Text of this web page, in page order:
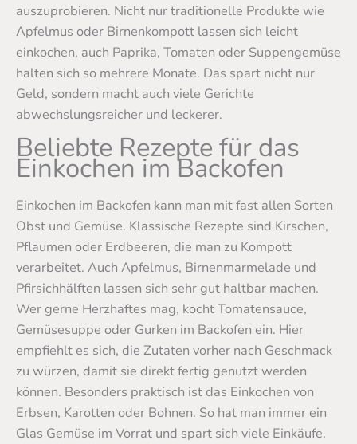
auszuprobieren. Nicht nur traditionelle Produkte wie
Apfelmus oder Birnenkompott lassen sich leicht
einkochen, auch Paprika, Tomaten oder Suppengemüse
halten sich so mehrere Monate. Das spart nicht nur
Geld, sondern macht auch viele Gerichte
abwechslungsreicher und leckerer.
Beliebte Rezepte für das
Einkochen im Backofen
Einkochen im Backofen kann man mit fast allen Sorten
Obst und Gemüse. Klassische Rezepte sind Kirschen,
Pflaumen oder Erdbeeren, die man zu Kompott
verarbeitet. Auch Apfelmus, Birnenmarmelade und
Pfirsichhälften lassen sich sehr gut haltbar machen.
Wer gerne Herzhaftes mag, kocht Tomatensauce,
Gemüsesuppe oder Gurken im Backofen ein. Hier
empfiehlt es sich, die Zutaten vorher nach Geschmack
zu würzen, damit sie direkt fertig genutzt werden
können. Besonders praktisch ist das Einkochen von
Erbsen, Karotten oder Bohnen. So hat man immer ein
Glas Gemüse im Vorrat und spart sich viele Einkäufe.